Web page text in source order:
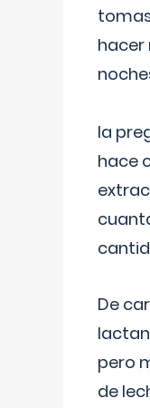
hacer
la
hace
De
pero
de